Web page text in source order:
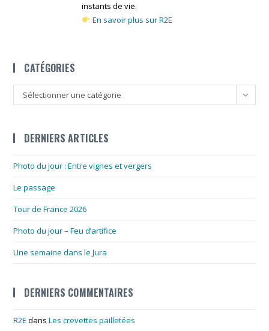
instants de vie.
En savoir plus sur R2E
CATÉGORIES
Catégories
Sélectionner une catégorie
DERNIERS ARTICLES
Photo du jour : Entre vignes et vergers
Le passage
Tour de France 2026
Photo du jour – Feu d’artifice
Une semaine dans le Jura
DERNIERS COMMENTAIRES
R2E dansLes crevettes pailletées